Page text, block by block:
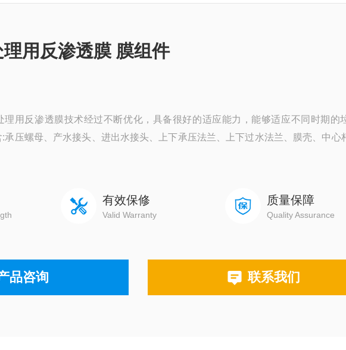
用反渗透膜 膜组件
理用反渗透膜技术经过不断优化，具备很好的适应能力，能够适应不同时期的
承压螺母、产水接头、进出水接头、上下承压法兰、上下过水法兰、膜壳、中心
有效保修
Valid Warranty
质量保障
Quality Assurance
品咨询 联系我们